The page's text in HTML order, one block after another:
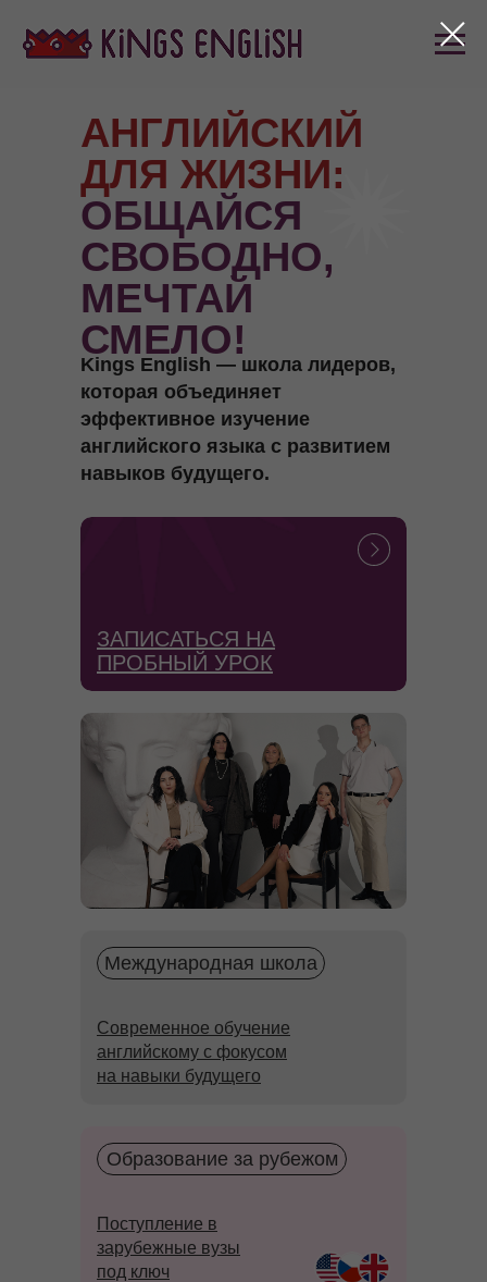
АНГЛИЙСКИЙ
ДЛЯ ЖИЗНИ:
ОБЩАЙСЯ
СВОБОДНО,
МЕЧТАЙ
СМЕЛО!
Kings English — школа лидеров,
которая объединяет
эффективное изучение
английского языка с развитием
навыков будущего.
ЗАПИСАТЬСЯ НА
ПРОБНЫЙ УРОК
Международная школа
Современное обучение
английскому с фокусом
на навыки будущего
Образование за рубежом
Поступление в
зарубежные вузы
под ключ